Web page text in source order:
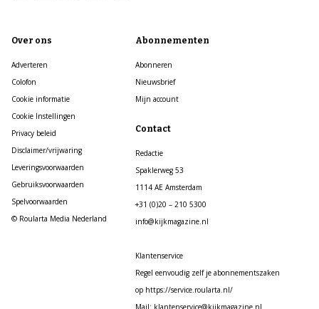
Over ons
Adverteren
Colofon
Cookie informatie
Cookie Instellingen
Privacy beleid
Disclaimer/vrijwaring
Leveringsvoorwaarden
Gebruiksvoorwaarden
Spelvoorwaarden
© Roularta Media Nederland
Abonnementen
Abonneren
Nieuwsbrief
Mijn account
Contact
Redactie
Spaklerweg 53
1114 AE Amsterdam
+31 (0)20 – 210 5300
info@kijkmagazine.nl
Klantenservice
Regel eenvoudig zelf je abonnementszaken
op https://service.roularta.nl/
Mail: klantenservice@kijkmagazine.nl